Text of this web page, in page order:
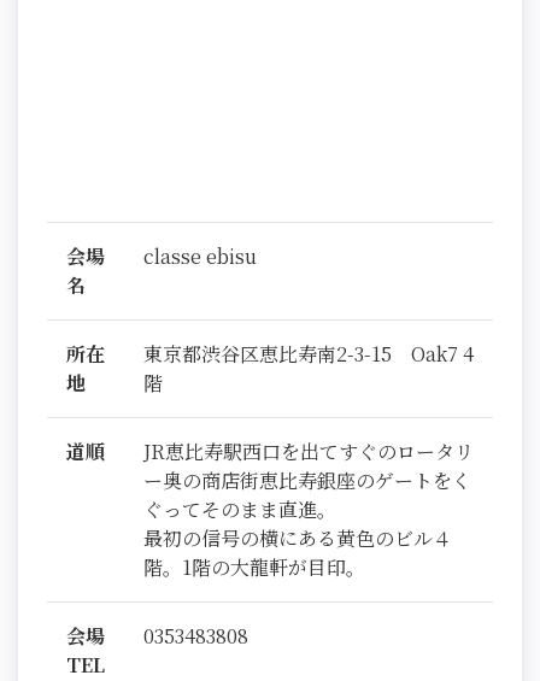
会場
名
classe ebisu
所在
地
東京都渋谷区恵比寿南2-3-15 Oak7 4
階
道順
JR恵比寿駅西口を出てすぐのロータリ
ー奥の商店街恵比寿銀座のゲートをく
ぐってそのまま直進。
最初の信号の横にある黄色のビル４
階。1階の大龍軒が目印。
会場
TEL
0353483808